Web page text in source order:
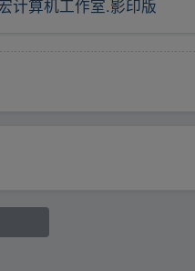
计算机工作室.影印版